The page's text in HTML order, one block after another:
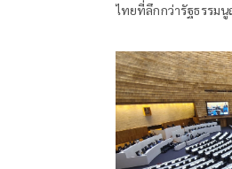
ไทยที่ลึกกว่ารัฐธรรมนู
ของตนเองแล้ว